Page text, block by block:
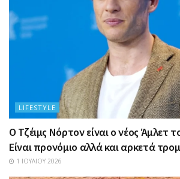
LIFESTYLE
Ο Τζέιμς Νόρτον είναι ο νέος Άμλετ
Είναι προνόμιο αλλά και αρκετά
1 ΙΟΥΛΊΟΥ 2026